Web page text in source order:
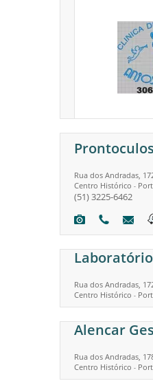
Rua dos Andradas,
Centro Histórico -
(51) 3225-6462
Rua dos Andradas,
Centro Histórico -
Alencar
Rua dos Andradas,
Centro Histórico -